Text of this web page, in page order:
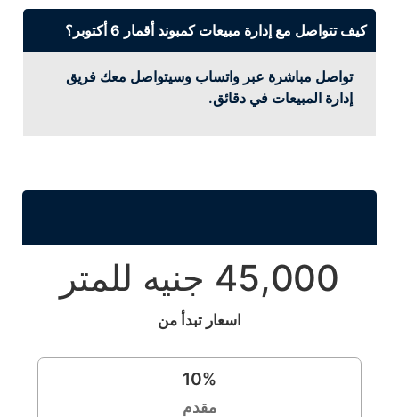
كيف تتواصل مع إدارة مبيعات كمبوند أقمار 6 أكتوبر؟
تواصل مباشرة عبر واتساب وسيتواصل معك فريق
إدارة المبيعات في دقائق.
45,000 جنيه للمتر
اسعار تبدأ من
10%
مقدم